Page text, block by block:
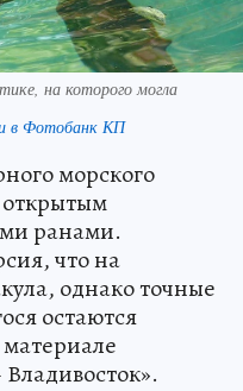
на которого могла
в Фотобанк КП
морского
ранами.
что на
однако точные
остаются